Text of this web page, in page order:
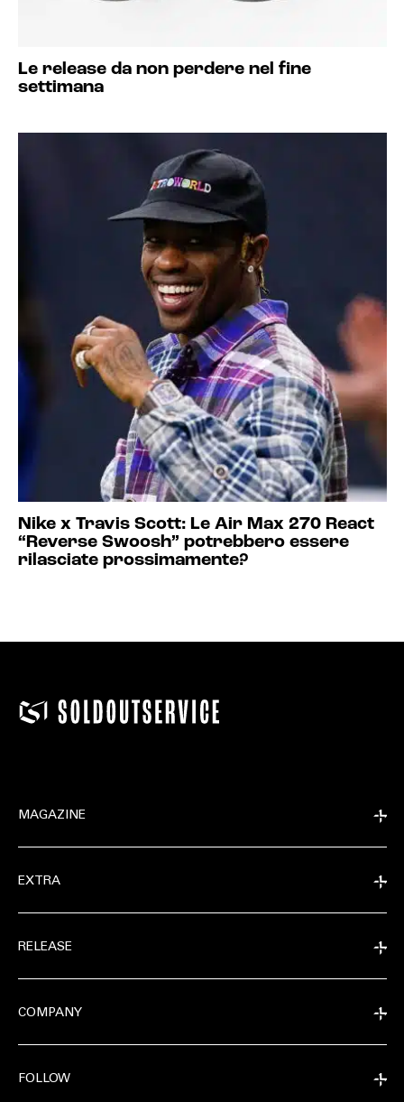
Le release da non perdere nel fine
settimana
Nike x Travis Scott: Le Air Max 270 React
“Reverse Swoosh” potrebbero essere
rilasciate prossimamente?
MAGAZINE
EXTRA
RELEASE
COMPANY
FOLLOW